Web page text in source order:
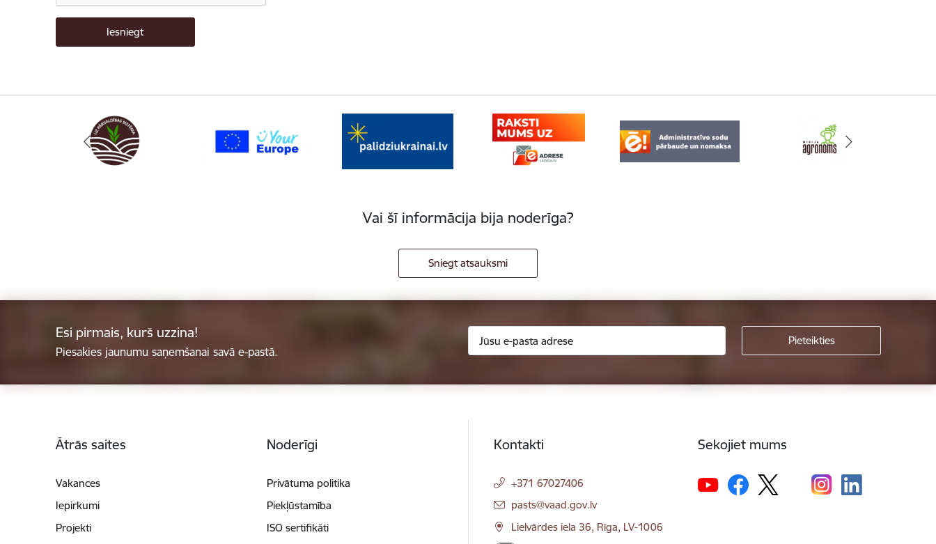
Vai šī informācija bija noderīga?
Sniegt atsauksmi
Esi pirmais, kurš uzzina!
Piesakies jaunumu saņemšanai savā e-pastā.
Ātrās saites
Vakances
Iepirkumi
Projekti
Noderīgi
Privātuma politika
Piekļūstamība
ISO sertifikāti
Kontakti
+371 67027406
E-pasts:
pasts@vaad.gov.lv
Lielvārdes iela 36, Rīga, LV-1006
Sekojiet mums